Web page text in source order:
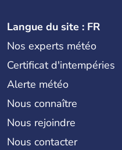
Langue du site : FR
Nos experts météo
Certificat d'intempéries
Alerte météo
Nous connaître
Nous rejoindre
Nous contacter